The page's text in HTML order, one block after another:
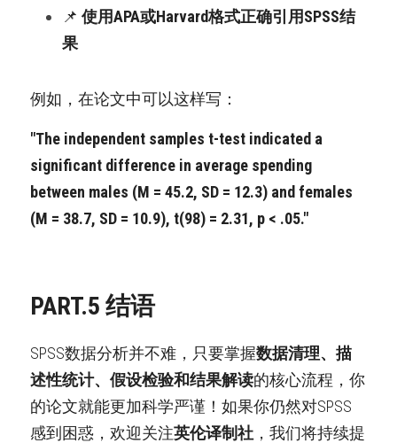
📌 使用APA或Harvard格式正确引用SPSS结
果
例如，在论文中可以这样写：
"The independent samples t-test indicated a
significant difference in average spending
between males (M = 45.2, SD = 12.3) and females
(M = 38.7, SD = 10.9), t(98) = 2.31, p < .05."
PART.5 结语
SPSS数据分析并不难，只要掌握数据清理、描
述性统计、假设检验和结果解读的核心流程，你
的论文就能更加科学严谨！如果你仍然对SPSS
感到困惑，欢迎关注英伦译制社 ，我们将持续提